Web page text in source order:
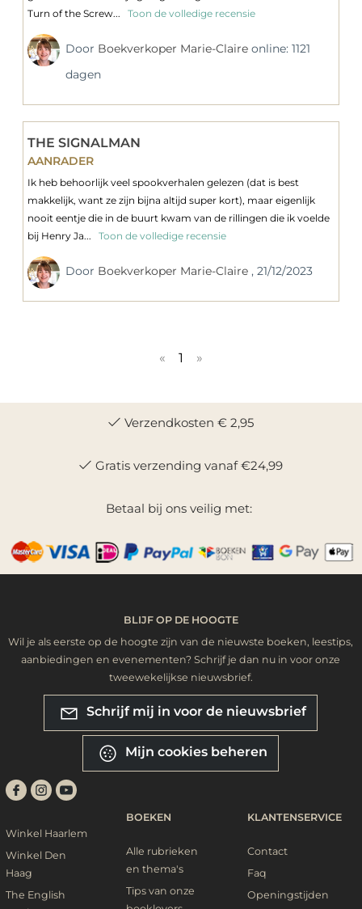
Turn of the Screw...
Toon de volledige recensie
Door Boekverkoper Marie-Claireonline: 1121
dagen
THE SIGNALMAN
AANRADER
Ik heb behoorlijk veel spookverhalen gelezen (dat is best
makkelijk, want ze zijn bijna altijd super kort), maar eigenlijk
nooit eentje die in de buurt kwam van de rillingen die ik voelde
bij Henry Ja...
Toon de volledige recensie
Door Boekverkoper Marie-Claire, 21/12/2023
« 1 »
Verzendkosten € 2,95
Gratis verzending vanaf €24,99
Betaal bij ons veilig met:
BLIJF OP DE HOOGTE
Wil je als eerste op de hoogte zijn van de nieuwste boeken, leestips,
aanbiedingen en evenementen? Schrijf je dan nu in voor onze
tweewekelijkse nieuwsbrief.
Schrijf mij in voor de nieuwsbrief
Mijn cookies beheren
Winkel Haarlem
Winkel Den
Haag
The English
BOEKEN
Alle rubrieken
en thema's
Tips van onze
KLANTENSERVICE
Contact
Faq
Openingstijden